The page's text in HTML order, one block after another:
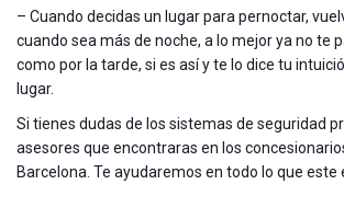
– Cuando decidas un lugar para pernoctar,
cuando sea más de noche, a lo mejor ya no te
como por la tarde, si es así y te lo dice tu
lugar.
Si tienes dudas de los sistemas de seguridad
asesores que encontraras en los
Barcelona. Te ayudaremos en todo lo que este